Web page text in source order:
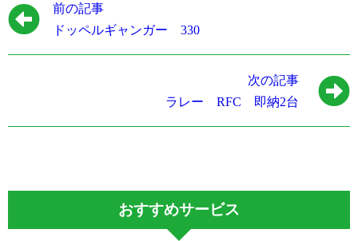
前の記事
ドッペルギャンガー 330
次の記事
ラレー RFC 即納2台
おすすめサービス